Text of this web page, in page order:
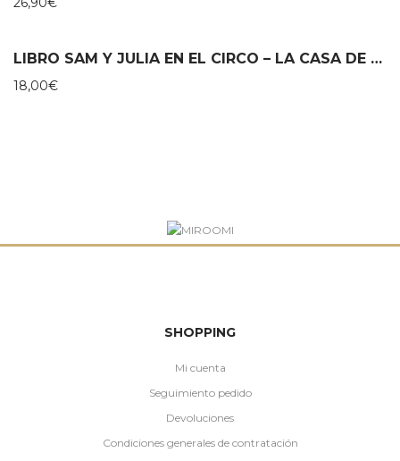
LIBRO SAM Y JULIA EN EL CIRCO – LA CASA DE LOS RATONES
18,00€
SHOPPING
Mi cuenta
Seguimiento pedido
Devoluciones
Condiciones generales de contratación